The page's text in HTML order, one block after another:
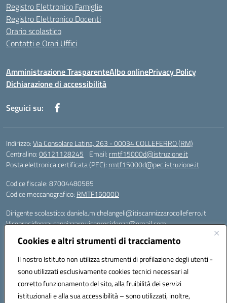
Cookies e altri strumenti di tracciamento
Il nostro Istituto non utilizza strumenti di profilazione degli utenti -
sono utilizzati esclusivamente cookies tecnici necessari al
corretto funzionamento del sito, alla fruibilità dei servizi
istituzionali e alla sua accessibilità – sono utilizzati, inoltre,
Registro Elettronico Famiglie
Registro Elettronico Docenti
Orario scolastico
Contatti e Orari Uffici
Amministrazione TrasparenteAlbo onlinePrivacy Policy
Dichiarazione di accessibilità
Seguici su:
Indirizzo:Via Consolare Latina, 263 - 00034 COLLEFERRO (RM)
Centralino:06121128245 Email: rmtf15000d@istruzione.it
Posta elettronica certificata (PEC): rmtf15000d@pec.istruzione.it
Codice fiscale: 87004480585
Codice meccanografico: RMTF15000D
Dirigente scolastico: daniela.michelangeli@itiscannizzarocolleferro.it
Vicepresidenza: cannizzaro.vicepresidenza@gmail.com
Supporto piattaforme DDI (creazione account e rigenerazione credenziali)
supporto_gsuite@itiscannizzarocolleferro.it
Microsoft Office 365 (Teams):
supporto_office365@cannizzaro.onmicrosoft.com